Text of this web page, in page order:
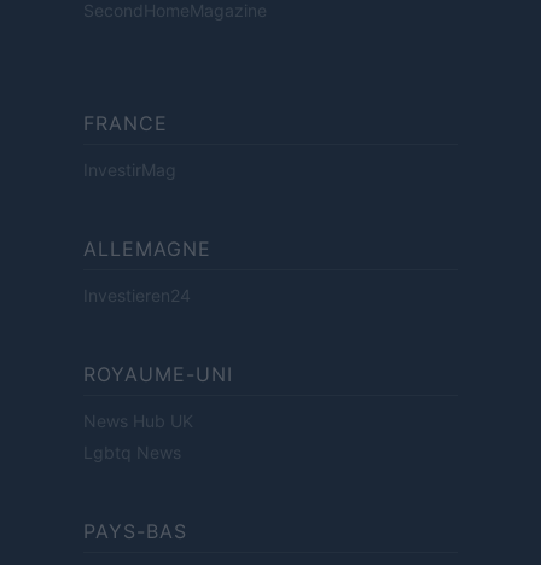
SecondHomeMagazine
FRANCE
InvestirMag
ALLEMAGNE
Investieren24
ROYAUME-UNI
News Hub UK
Lgbtq News
PAYS-BAS